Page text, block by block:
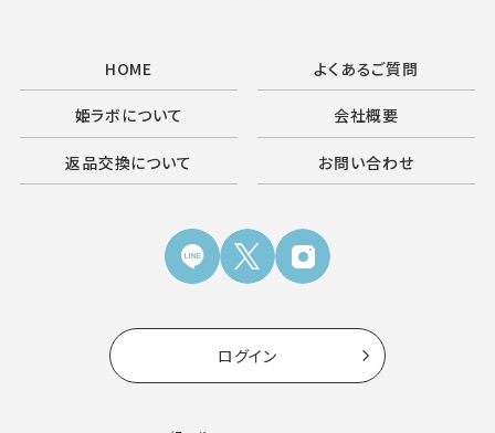
HOME よくあるご質問
姫ラボについて 会社概要
返品交換について お問い合わせ
ログイン